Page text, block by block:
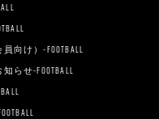
員向け）-football
知らせ-football